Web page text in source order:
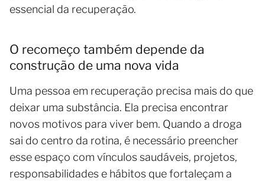
essencial da recuperação.
O recomeço também depende da
construção de uma nova vida
Uma pessoa em recuperação precisa mais do que
deixar uma substância. Ela precisa encontrar
novos motivos para viver bem. Quando a droga
sai do centro da rotina, é necessário preencher
esse espaço com vínculos saudáveis, projetos,
responsabilidades e hábitos que fortaleçam a